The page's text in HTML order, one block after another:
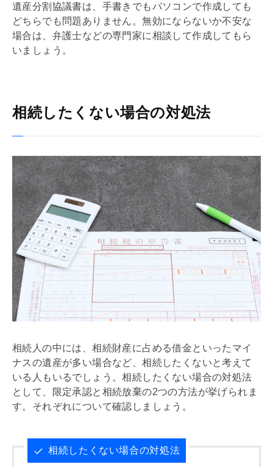
遺産分割協議書は、手書きでもパソコンで作成しても
どちらでも問題ありません。無効にならないか不安な
場合は、弁護士などの専門家に相談して作成してもら
いましょう。
相続したくない場合の対処法
相続人の中には、相続財産に占める借金といったマイ
ナスの遺産が多い場合など、相続したくないと考えて
いる人もいるでしょう。相続したくない場合の対処法
として、限定承認と相続放棄の2つの方法が挙げられま
す。それぞれについて確認しましょう。
相続したくない場合の対処法